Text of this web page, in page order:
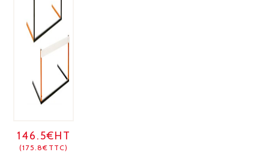
146.5€HT
(175.8€TTC)